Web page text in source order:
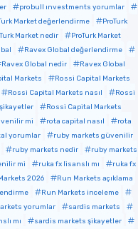
probull ınvestments yorumlar
Market değerlendirme
ProTurk
Market nedir
ProTurk Market
Ravex Global değerlendirme
Ravex Global nedir
Ravex Global
Markets
Rossi Capital Markets
Rossi Capital Markets nasıl
Rossi
Rossi Capital Markets
mi rota capital nasıl
rota
yorumlar
ruby markets güvenilir
ruby markets nedir
ruby markets
mi ruka fx lisanslı mı
ruka fx
2026
Run Markets açıklama
Run Markets inceleme
yorumlar
sardis markets
mı
sardis markets şikayetler